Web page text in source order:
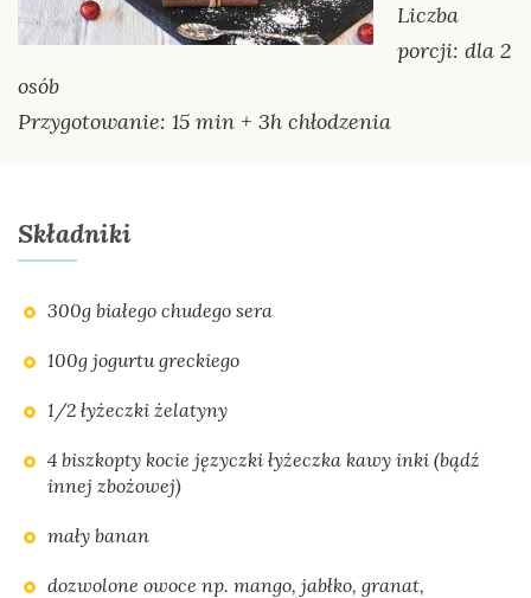
Liczba
porcji: dla 2
osób
Przygotowanie: 15 min + 3h chłodzenia
Składniki
300g białego chudego sera
100g jogurtu greckiego
1/2 łyżeczki żelatyny
4 biszkopty kocie języczki łyżeczka kawy inki (bądź
innej zbożowej)
mały banan
dozwolone owoce np. mango, jabłko, granat,